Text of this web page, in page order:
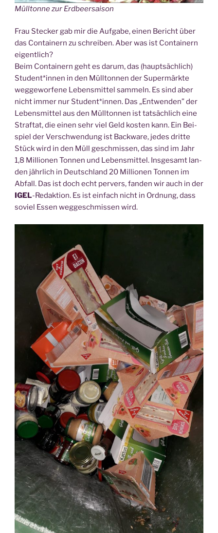
Müll­ton­ne zur Erdbeersaison
Frau Ste­cker gab mir die Auf­ga­be, einen Bericht über
das Con­tai­nern zu schrei­ben. Aber was ist Con­tai­nern
eigent­lich?
Beim Con­tai­nern geht es dar­um, das (haupt­säch­lich)
Student*innen in den Müll­ton­nen der Super­märk­te
weg­ge­wor­fe­ne Lebens­mit­tel sam­meln. Es sind aber
nicht immer nur Student*innen. Das „Ent­wen­den” der
Lebens­mit­tel aus den Müll­ton­nen ist tat­säch­lich eine
Straf­tat, die einen sehr viel Geld kos­ten kann. Ein Bei­
spiel der Ver­schwen­dung ist Back­wa­re, jedes drit­te
Stück wird in den Müll geschmis­sen, das sind im Jahr
1,8 Mil­lio­nen Ton­nen und Lebens­mit­tel. Ins­ge­samt lan­
den jähr­lich in Deutsch­land 20 Mil­lio­nen Ton­nen im
Abfall. Das ist doch echt per­vers, fan­den wir auch in der
IGEL-Redak­ti­on. Es ist ein­fach nicht in Ord­nung, dass
soviel Essen weg­ge­schmis­sen wird.